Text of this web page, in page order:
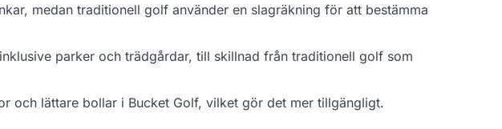
medan traditionell golf använder en slagräkning för att bestämma
parker och trädgårdar, till skillnad från traditionell golf som
och lättare bollar i Bucket Golf, vilket gör det mer tillgängligt.